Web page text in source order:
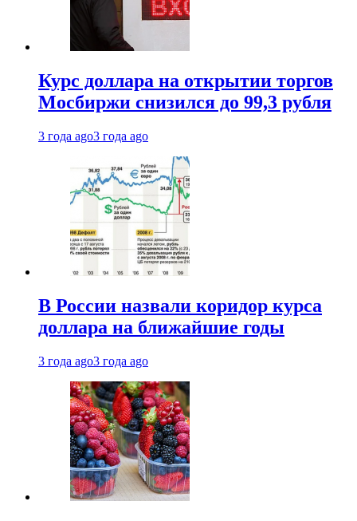
Курс доллара на открытии торгов
Мосбиржи снизился до 99,3 рубля
3 года ago3 года ago
В России назвали коридор курса
доллара на ближайшие годы
3 года ago3 года ago